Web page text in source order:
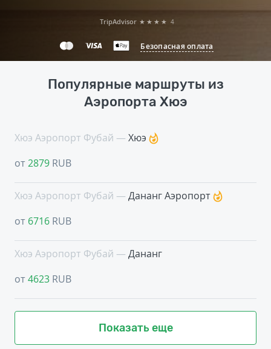
Безопасная оплата
TripAdvisor ★★★★ 4
Популярные маршруты из
Аэропорта Хюэ
Хюэ Аэропорт Фубай — Хюэ
от2879 RUB
Хюэ Аэропорт Фубай — Дананг Аэропорт
от 6716 RUB
Хюэ Аэропорт Фубай — Дананг
от4623 RUB
Показать еще